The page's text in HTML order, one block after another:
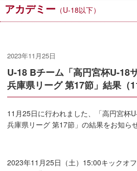
アカデミー （U-18以下）
2023年11月25日
U-18 Bチーム「高円宮杯U-18
兵庫県リーグ 第17節」結果（
11月25日に行われました、「高円宮杯
兵庫県リーグ 第17節」の結果をお知ら
2023年11月25日（土）15:00キックオ